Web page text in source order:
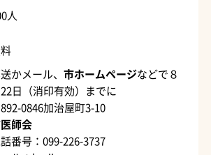
人
かメール、市ホームページなどで８
日（消印有効）までに
0846加治屋町3-10
師会
番号：099-226-3737